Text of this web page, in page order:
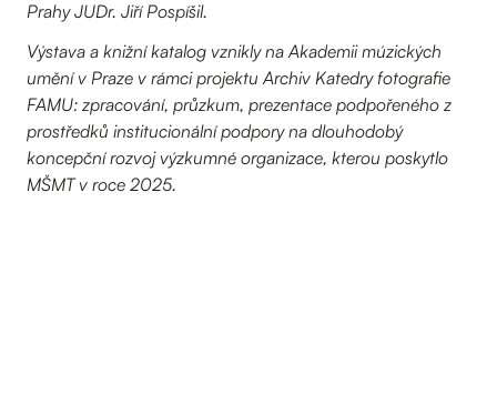
Prahy JUDr. Jiří Pospíšil.
Výstava a knižní katalog vznikly na Akademii múzických
umění v Praze v rámci projektu Archiv Katedry fotografie
FAMU: zpracování, průzkum, prezentace podpořeného z
prostředků institucionální podpory na dlouhodobý
koncepční rozvoj výzkumné organizace, kterou poskytlo
MŠMT v roce 2025.